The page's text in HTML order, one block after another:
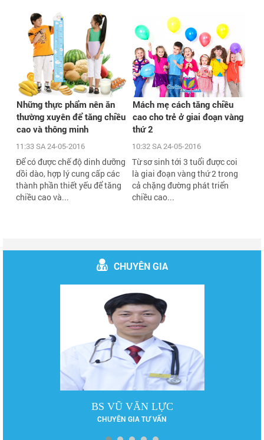
Những thực phẩm nên ăn
thường xuyên để tăng chiều
cao và thông minh
11:33 SA 24-05-2016
Để có được chế độ dinh dưỡng
dồi dào, hợp lý cung cấp các
thành phần thiết yếu để tăng
chiều cao và...
Mách mẹ cách tăng chiều
cao cho trẻ ở giai đoạn vàng
thứ 2
10:32 SA 24-05-2016
Từ sơ sinh tới 3 tuổi được coi
là giai đoạn vàng thứ 2 trong
cả chặng đường phát triển
chiều cao...
CHUYÊN GIA
BS CK II PHẠM HƯNG CỦNG
BÁC SĨ CHUYÊN KHOA II